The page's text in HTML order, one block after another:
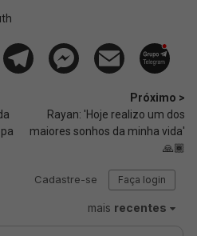
Próximo >
Rayan: 'Hoje realizo um dos
maiores sonhos da minha vida'
🙏🏾